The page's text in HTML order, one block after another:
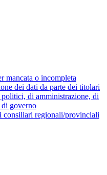
mancata o incompleta
dei dati da parte dei titolari
di amministrazione, di
governo
consiliari regionali/provinciali